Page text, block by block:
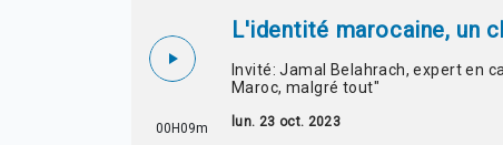
00H09m
L'identité marocaine, un
Invité: Jamal Belahrach, expert en
Maroc, malgré tout"
lun. 23 oct. 2023